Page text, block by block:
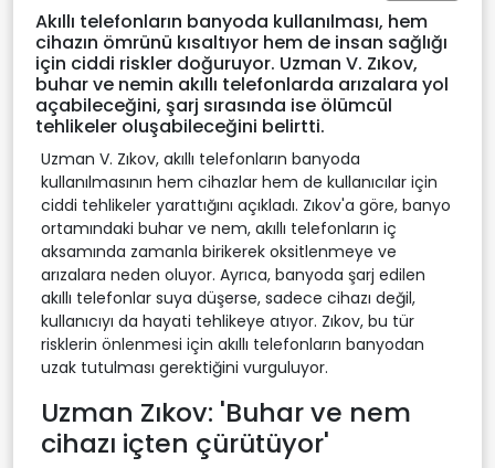
Akıllı telefonların banyoda kullanılması, hem
cihazın ömrünü kısaltıyor hem de insan sağlığı
için ciddi riskler doğuruyor. Uzman V. Zıkov,
buhar ve nemin akıllı telefonlarda arızalara yol
açabileceğini, şarj sırasında ise ölümcül
tehlikeler oluşabileceğini belirtti.
Uzman V. Zıkov, akıllı telefonların banyoda
kullanılmasının hem cihazlar hem de kullanıcılar için
ciddi tehlikeler yarattığını açıkladı. Zıkov'a göre, banyo
ortamındaki buhar ve nem, akıllı telefonların iç
aksamında zamanla birikerek oksitlenmeye ve
arızalara neden oluyor. Ayrıca, banyoda şarj edilen
akıllı telefonlar suya düşerse, sadece cihazı değil,
kullanıcıyı da hayati tehlikeye atıyor. Zıkov, bu tür
risklerin önlenmesi için akıllı telefonların banyodan
uzak tutulması gerektiğini vurguluyor.
Uzman Zıkov: 'Buhar ve nem
cihazı içten çürütüyor'